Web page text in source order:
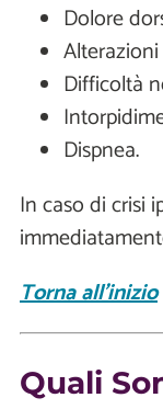
Dolore
Difficoltà
Dispnea.
In caso di crisi
Torna all'inizio
Quali